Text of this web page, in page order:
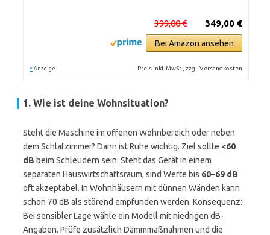
349,00 €
399,00 €
Bei Amazon ansehen
* Anzeige Preis inkl. MwSt., zzgl. Versandkosten
1. Wie ist deine Wohnsituation?
Steht die Maschine im offenen Wohnbereich oder neben
dem Schlafzimmer? Dann ist Ruhe wichtig. Ziel sollte <60
dB beim Schleudern sein. Steht das Gerät in einem
separaten Hauswirtschaftsraum, sind Werte bis 60–69 dB
oft akzeptabel. In Wohnhäusern mit dünnen Wänden kann
schon 70 dB als störend empfunden werden. Konsequenz:
Bei sensibler Lage wähle ein Modell mit niedrigen dB-
Angaben. Prüfe zusätzlich Dämmmaßnahmen und die